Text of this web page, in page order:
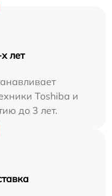
лет
Toshiba и
до 3 лет.